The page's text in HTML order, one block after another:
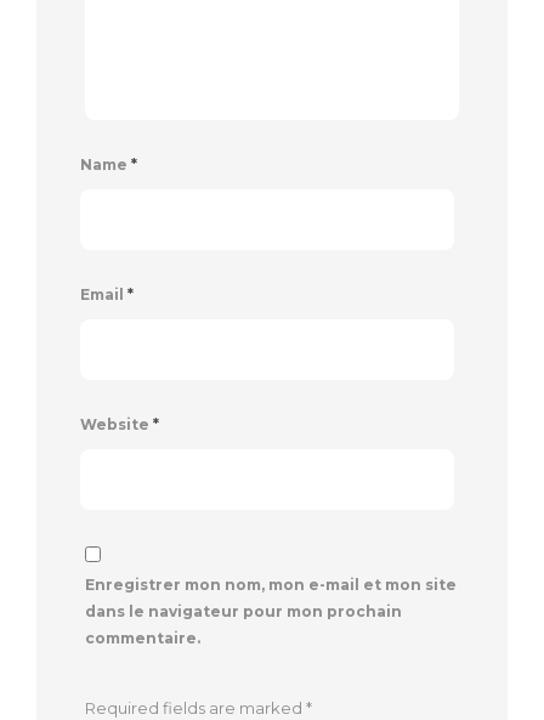
Name *
Email *
Website *
Enregistrer mon nom, mon e-mail et mon site
dans le navigateur pour mon prochain
commentaire.
Required fields are marked *